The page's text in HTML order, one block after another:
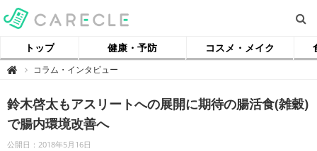
トップ 健康・予防 コスメ・メイク
 【
ル
】
コラム・インタビュー
鈴木啓太もアスリートへの展開に期待の腸活食(雑穀)
で腸内環境改善へ
公開日：2018年5月16日